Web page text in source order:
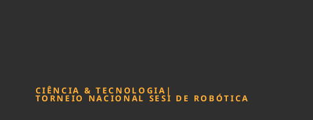
CIÊNCIA & TECNOLOGIA |
TORNEIO NACIONAL SESI DE ROBÓTICA